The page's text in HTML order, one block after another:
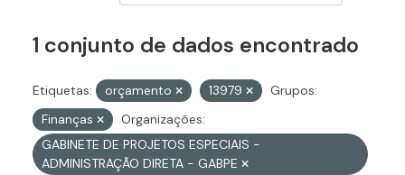
1 conjunto de dados encontrado
Etiquetas: orçamento 13979
Grupos:
Finanças
Organizações:
GABINETE DE PROJETOS ESPECIAIS -
ADMINISTRAÇÃO DIRETA - GABPE